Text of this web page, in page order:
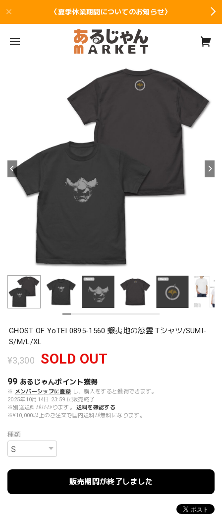
〈夏季休業期間についてのお知らせ〉
GHOST OF YoTEI 0895-1560 蝦夷地の怨霊 Tシャツ/SUMI-
S/M/L/XL
¥3,300 SOLD OUT
99 あるじゃんポイント獲得
※ メンバーシップに登録 し、購入をすると獲得できます。
2025年10月14日 23:59 に販売終了
※別途送料がかかります。
送料を確認する
※¥10,000以上のご注文で国内送料が無料になります。
種類
販売期間が終了しました